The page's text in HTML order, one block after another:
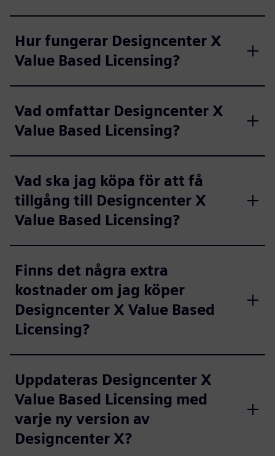
Hur fungerar Designcenter X
Value Based Licensing?
Vad omfattar Designcenter X
Value Based Licensing?
Vad ska jag köpa för att få
tillgång till Designcenter X
Value Based Licensing?
Finns det några extra
kostnader om jag köper
Designcenter X Value Based
Licensing?
Uppdateras Designcenter X
Value Based Licensing med
varje ny version av
Designcenter X?